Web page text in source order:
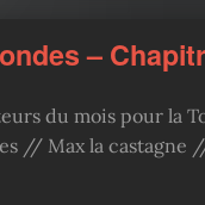
–
du mois pour la
// Max la castagne